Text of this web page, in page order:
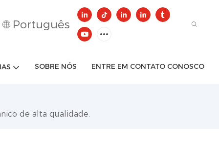
Português
SOBRE NÓS ENTRE EM CONTATO CONOSCO
de alta qualidade.